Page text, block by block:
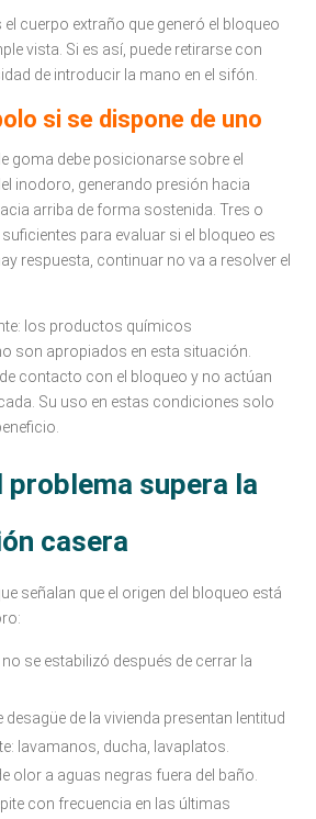
cuerpo extraño que generó el bloqueo
vista. Si es así, puede retirarse con
de introducir la mano en el sifón.
si se dispone de uno
goma debe posicionarse sobre el
inodoro, generando presión hacia
arriba de forma sostenida. Tres o
para evaluar si el bloqueo es
respuesta, continuar no va a resolver el
los productos químicos
son apropiados en esta situación.
contacto con el bloqueo y no actúan
Su uso en estas condiciones solo
problema supera la
casera
señalan que el origen del bloqueo está
no se estabilizó después de cerrar la
de la vivienda presentan lentitud
lavamanos, ducha, lavaplatos.
olor a aguas negras fuera del baño.
con frecuencia en las últimas